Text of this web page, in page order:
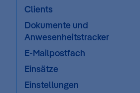
Clients
Dokumente und
Anwesenheitstracker
E-Mailpostfach
Einsätze
Einstellungen